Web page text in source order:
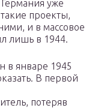
уже
проекты,
и в массовое
лишь в 1944.
в январе 1945
В первой
потеряв